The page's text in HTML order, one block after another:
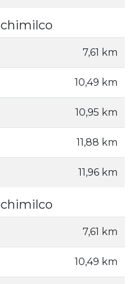
7,61 km
10,49 km
10,95 km
11,88 km
11,96 km
7,61 km
10,49 km